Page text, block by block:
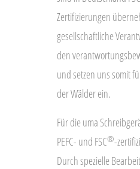
Zertifizierungen
gesellschaftliche
den
und setzen uns somit
der Wälder ein.
Für die uma
PEFC- und FSC®-
Durch spezielle